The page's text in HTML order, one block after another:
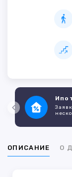
ОПИСАНИЕ О